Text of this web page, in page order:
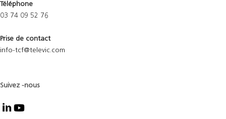
Téléphone
03 74 09 52 76
Prise de contact
info-tcf@televic.com
Suivez -nous